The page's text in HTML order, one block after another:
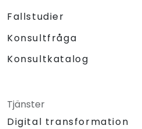
Fallstudier
Konsultfråga
Konsultkatalog
Tjänster
Digital transformation